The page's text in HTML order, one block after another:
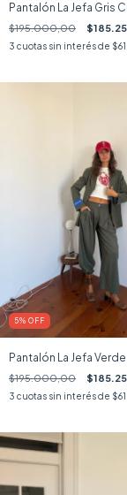
Pantalón La Jefa Gris
$195.000,00
3 cuotas sin interés de
5% OFF
Pantalón La Jefa Verde
$195.000,00
3 cuotas sin interés de